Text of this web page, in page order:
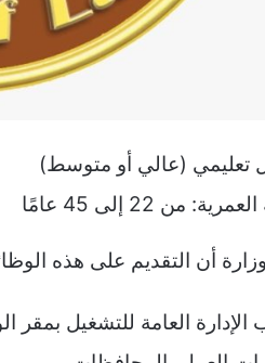
تعليمي (عالي أو متوسط)
من 22 إلى 45 عامًا
أن التقديم على هذه الوظائف
العامة للتشغيل بمقر